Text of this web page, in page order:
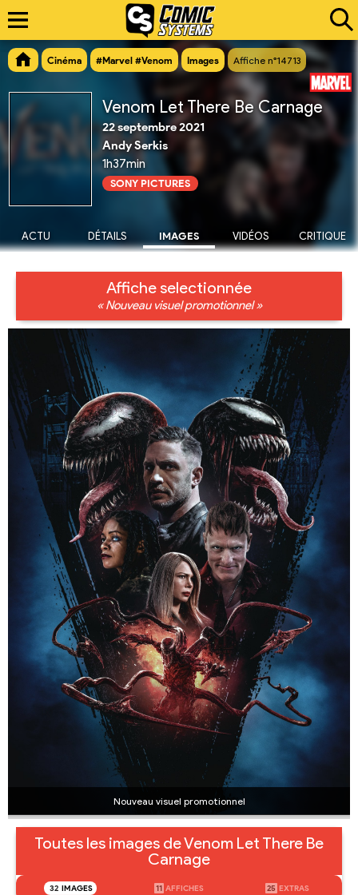
Cinéma #Marvel #Venom Images Affiche n°14713
Venom Let There Be Carnage
22 septembre 2021
Andy Serkis
1h37min
SONY PICTURES
ACTU DÉTAILS IMAGES VIDÉOS CRITIQUE
Affiche selectionnée
« Nouveau visuel promotionnel »
Nouveau visuel promotionnel
Toutes les images de Venom Let There Be
Carnage
32 IMAGES 11 AFFICHES 25 EXTRAS